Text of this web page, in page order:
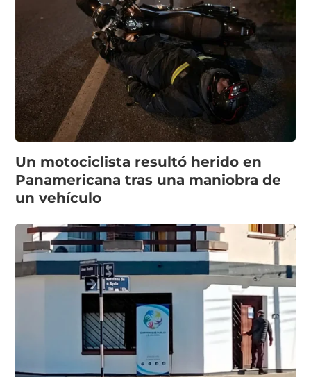
Un motociclista resultó herido en
Panamericana tras una maniobra de
un vehículo